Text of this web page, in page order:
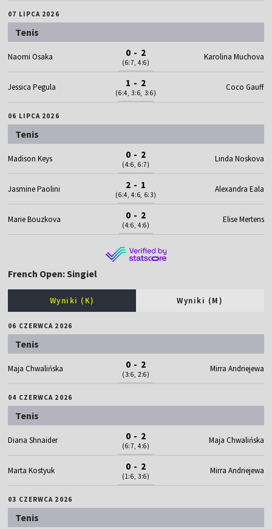
07 LIPCA 2026
Tenis
Naomi Osaka 0 - 2
(6:7, 4:6)
Karolina Muchova
Jessica Pegula 1 - 2
(6:4, 3:6, 3:6)
Coco Gauff
06 LIPCA 2026
Tenis
Madison Keys 0 - 2
(4:6, 6:7)
Linda Noskova
Jasmine Paolini 2 - 1
(6:4, 4:6, 6:3)
Alexandra Eala
Marie Bouzkova 0 - 2
(4:6, 4:6)
Elise Mertens
French Open: Singiel
Wyniki (K) Wyniki (M)
06 CZERWCA 2026
Tenis
Maja Chwalińska 0 - 2
(3:6, 2:6)
Mirra Andriejewa
04 CZERWCA 2026
Tenis
Diana Shnaider 0 - 2
(6:7, 4:6)
Maja Chwalińska
Marta Kostyuk 0 - 2
(1:6, 3:6)
Mirra Andriejewa
03 CZERWCA 2026
Tenis